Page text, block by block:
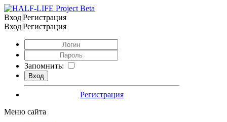
Вход|Регистрация
Вход|Регистрация
Запомнить:
Регистрация
Меню сайта